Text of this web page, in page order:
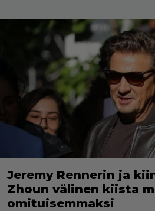
Jeremy Rennerin ja
Zhoun välinen kiista
omituisemmaksi